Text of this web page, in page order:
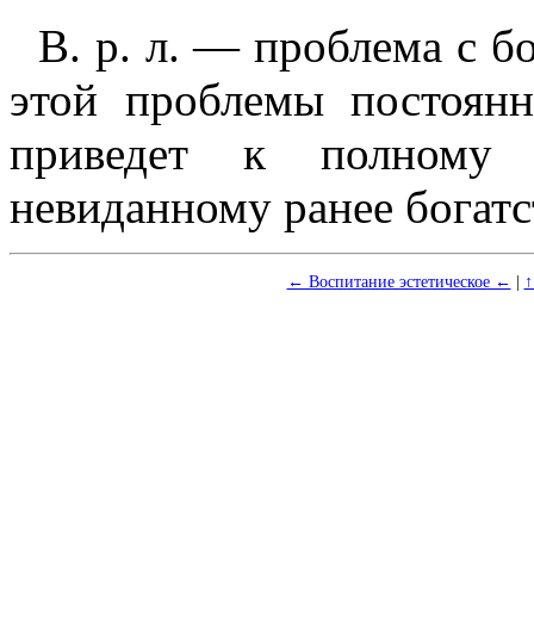
В. р. л. — проблема с
этой проблемы
приведет к полному
невиданному ранее
← Воспитание эстетическое ← |